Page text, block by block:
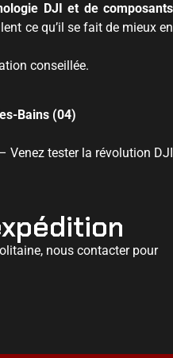
DJI et de composants
ce qu’il se fait de mieux en
conseillée.
Bains (04)
Venez tester la révolution DJI
nous contacter pour